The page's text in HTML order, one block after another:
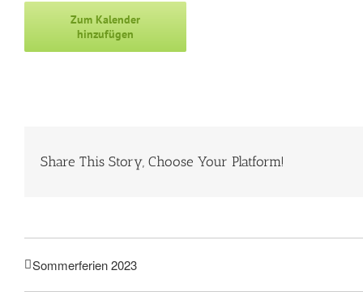
Zum Kalender
hinzufügen
Share This Story, Choose Your Platform!
Sommerferien 2023